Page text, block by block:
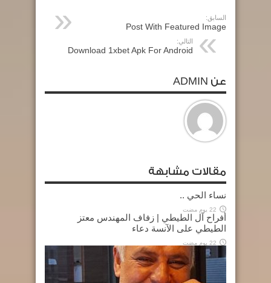
السابق:
Post With Featured Image
التالي:
Download 1xbet Apk For Android
عن ADMIN
مقالات مشابهة
نساء الحي ..
22 يوم مضت
أفراح آل الطيطي | زفاف المهندس معتز
الطيطي على الآنسة دعاء
22 يوم مضت